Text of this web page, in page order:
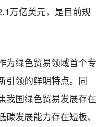
万亿美元，是目前规
为绿色贸易领域首个专
引领的鲜明特点。同
我国绿色贸易发展存在
发展能力存在短板、